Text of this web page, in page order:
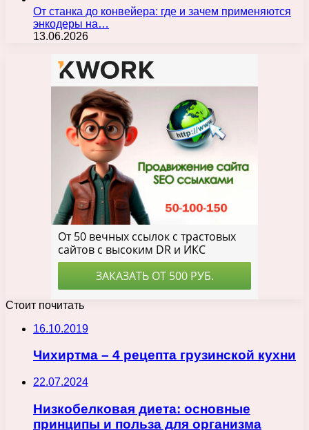
От станка до конвейера: где и зачем применяются
энкодеры на…
13.06.2026
Стоит почитать
16.10.2019
Чихиртма – 4 рецепта грузинской кухни
22.07.2024
Низкобелковая диета: основные
принципы и польза для организма